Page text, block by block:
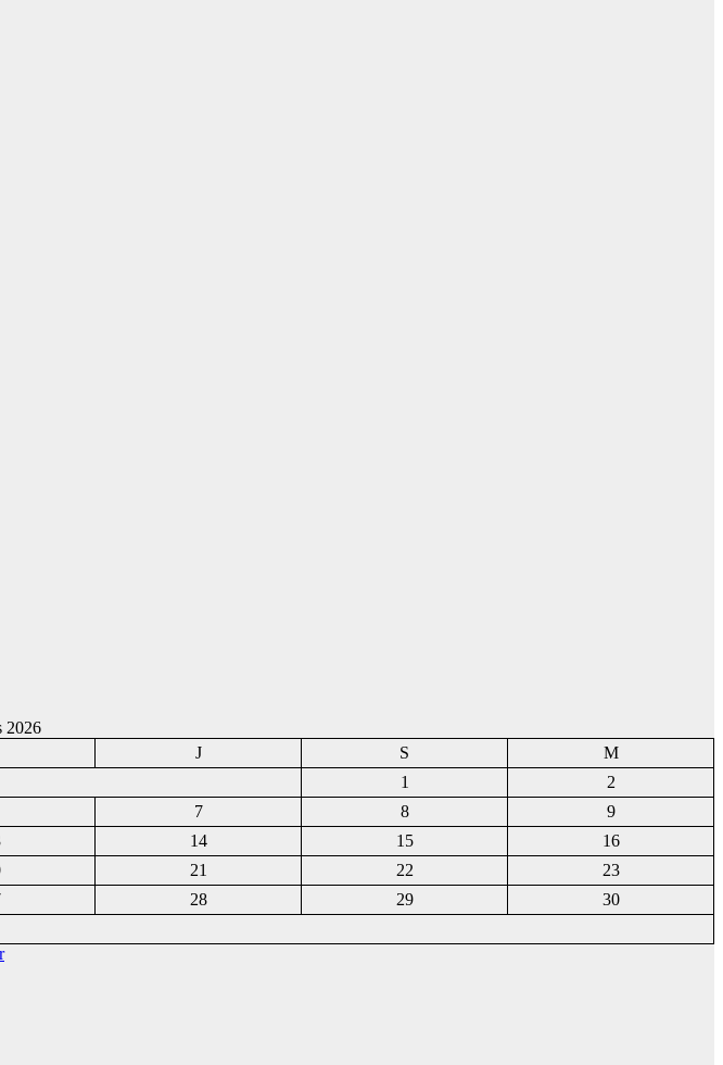
2026
J S
M
1
2
7 8
9
14 15
16
21 22
23
28 29
30